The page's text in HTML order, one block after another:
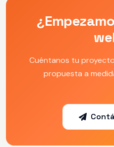
Cuéntanos tu
propuesta a